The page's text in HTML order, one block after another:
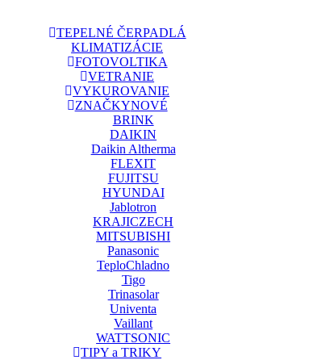
TEPELNÉ ČERPADLÁ
KLIMATIZÁCIE
FOTOVOLTIKA
VETRANIE
VYKUROVANIE
ZNAČKYNOVÉ
BRINK
DAIKIN
Daikin Altherma
FLEXIT
FUJITSU
HYUNDAI
Jablotron
KRAJICZECH
MITSUBISHI
Panasonic
TeploChladno
Tigo
Trinasolar
Univenta
Vaillant
WATTSONIC
TIPY a TRIKY